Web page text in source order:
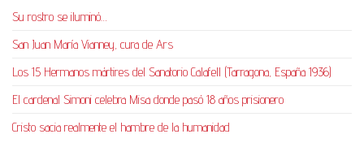
Su rostro se iluminó…
San Juan María Vianney, cura de Ars
Los 15 Hermanos mártires del Sanatorio Calafell (Tarragona, España 1936)
El cardenal Simoni celebra Misa donde pasó 18 años prisionero
Cristo sacia realmente el hambre de la humanidad